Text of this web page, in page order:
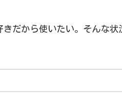
だから使いたい。そんな状